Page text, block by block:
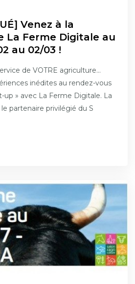
Venez à la
La Ferme Digitale au
au 02/03 !
de VOTRE agriculture…
inédites au rendez-vous
up » avec La Ferme Digitale. La
partenaire privilégié du S